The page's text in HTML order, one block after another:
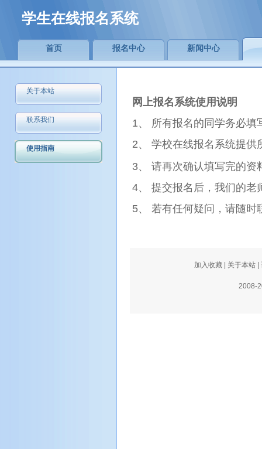
学生在线报名系统
首页 报名中心 新闻中心
关于本站
联系我们
使用指南
网上报名系统使用说明
1、 所有报名的同学务必填
2、 学校在线报名系统提
3、 请再次确认填写完的资
4、 提交报名后，我们的
5、 若有任何疑问，请随时
加入收藏| 关于本站|
2008-